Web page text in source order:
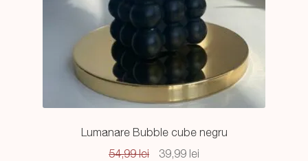
Lumanare Bubble cube negru
54,99lei
Prețul
39,99 leiPrețul